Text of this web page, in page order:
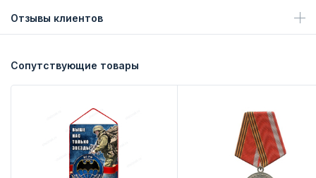
Отзывы клиентов
Сопутствующие товары